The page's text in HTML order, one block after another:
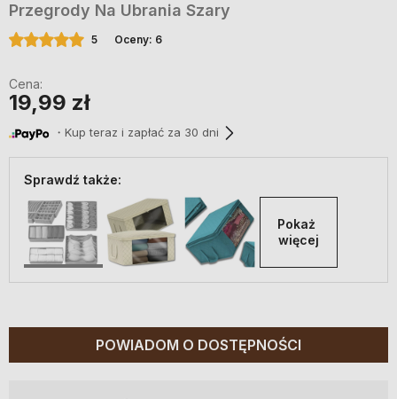
Przegrody Na Ubrania Szary
5 Oceny: 6
Cena:
19,99 zł
・Kup teraz i zapłać za 30 dni
Sprawdź także:
Pokaż
więcej
POWIADOM O DOSTĘPNOŚCI